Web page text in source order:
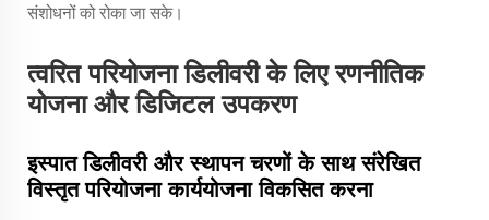
संशोधनों को रोका जा सके।
त्वरित परियोजना डिलीवरी के लिए रणनीतिक
योजना और डिजिटल उपकरण
इस्पात डिलीवरी और स्थापन चरणों के साथ संरेखित
विस्तृत परियोजना कार्ययोजना विकसित करना